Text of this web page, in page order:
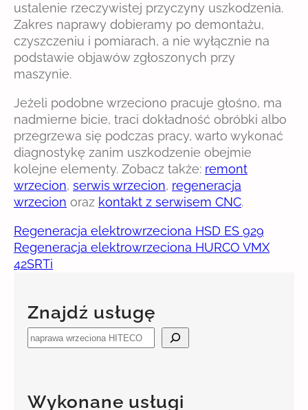
ustalenie rzeczywistej przyczyny uszkodzenia.
Zakres naprawy dobieramy po demontażu,
czyszczeniu i pomiarach, a nie wyłącznie na
podstawie objawów zgłoszonych przy
maszynie.
Jeżeli podobne wrzeciono pracuje głośno, ma
nadmierne bicie, traci dokładność obróbki albo
przegrzewa się podczas pracy, warto wykonać
diagnostykę zanim uszkodzenie obejmie
kolejne elementy. Zobacz także: remont
wrzecion, serwis wrzecion, regeneracja
wrzecion oraz kontakt z serwisem CNC.
Regeneracja elektrowrzeciona HSD ES 929
Regeneracja elektrowrzeciona HURCO VMX
42SRTi
Znajdź usługę
S
e
c
Wykonane usługi